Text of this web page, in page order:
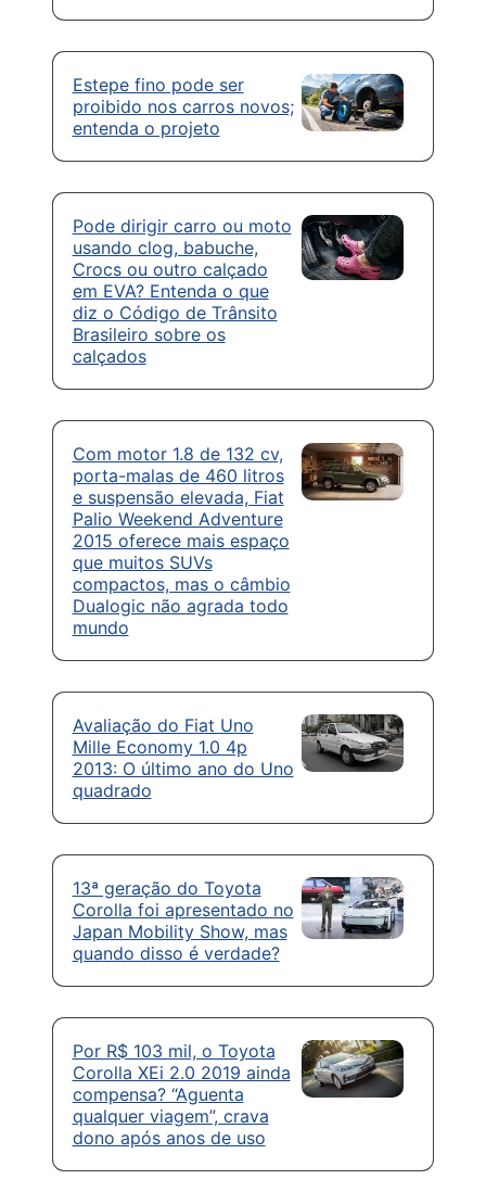
Estepe fino pode ser
proibido nos carros novos;
entenda o projeto
Pode dirigir carro ou moto
usando clog, babuche,
Crocs ou outro calçado
em EVA? Entenda o que
diz o Código de Trânsito
Brasileiro sobre os
calçados
Com motor 1.8 de 132 cv,
porta-malas de 460 litros
e suspensão elevada, Fiat
Palio Weekend Adventure
2015 oferece mais espaço
que muitos SUVs
compactos, mas o câmbio
Dualogic não agrada todo
mundo
Avaliação do Fiat Uno
Mille Economy 1.0 4p
2013: O último ano do Uno
quadrado
13ª geração do Toyota
Corolla foi apresentado no
Japan Mobility Show, mas
quando disso é verdade?
Por R$ 103 mil, o Toyota
Corolla XEi 2.0 2019 ainda
compensa? “Aguenta
qualquer viagem”, crava
dono após anos de uso